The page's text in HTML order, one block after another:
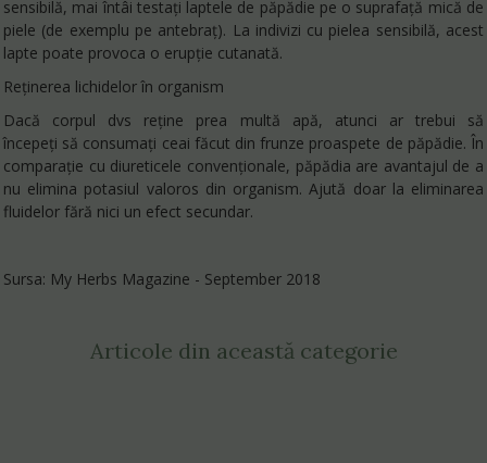
sensibilă, mai întâi testați laptele de păpădie pe o suprafață mică de
piele (de exemplu pe antebraț). La indivizi cu pielea sensibilă, acest
lapte poate provoca o erupție cutanată.
Reținerea lichidelor în organism
Dacă corpul dvs reține prea multă apă, atunci ar trebui să
începeți să consumați ceai făcut din frunze proaspete de păpădie. În
comparație cu diureticele convenționale, păpădia are avantajul de a
nu elimina potasiul valoros din organism. Ajută doar la eliminarea
fluidelor fără nici un efect secundar.
Sursa: My Herbs Magazine - September 2018
Articole din această categorie